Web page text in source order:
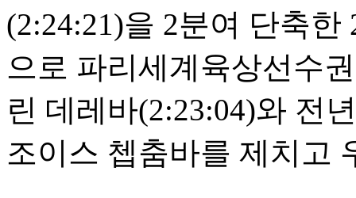
(2:24:21)을 2분여 단축
으로 파리세계육상선수
린 데레바(2:23:04)와 전
조이스 쳅춤바를 제치고